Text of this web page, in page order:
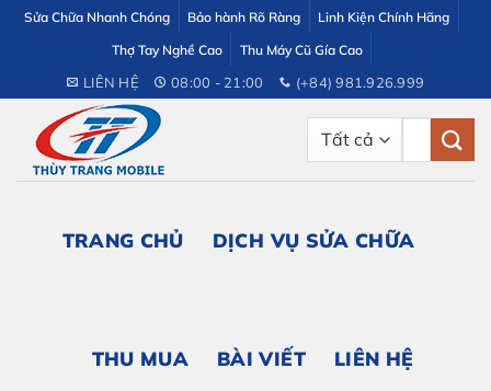
dung
Sửa Chữa Nhanh Chóng Bảo hành Rõ Ràng
Linh Kiện Chính Hãng
Thợ Tay Nghề Cao
Thu Máy Cũ Gía Cao
LIÊN HỆ 08:00 - 21:00 (+84) 981.926.999
TRANG CHỦ DỊCH VỤ SỬA CHỮA
THU MUA BÀI VIẾT LIÊN HỆ